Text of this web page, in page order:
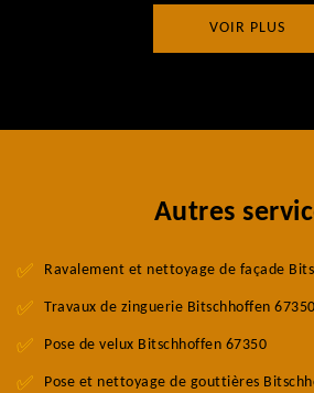
VOIR PLUS
Autres
Ravalement et nettoyage de façade
Travaux de zinguerie Bitschhoffen 67350
Pose de velux Bitschhoffen 67350
Pose et nettoyage de gouttières